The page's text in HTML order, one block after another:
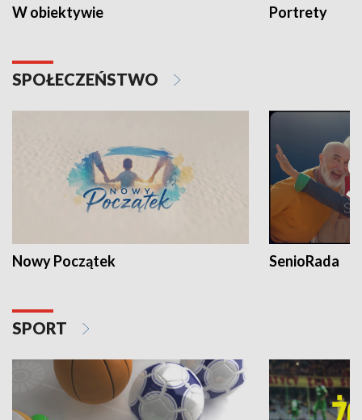
W obiektywie Portrety
SPOŁECZEŃSTWO
Nowy Początek SenioRada
SPORT